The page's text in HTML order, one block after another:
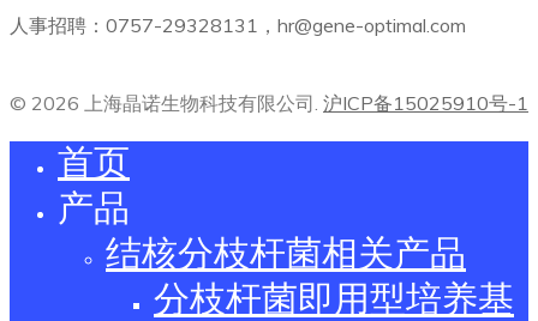
人事招聘：0757-29328131，hr@gene-optimal.com
© 2026 上海晶诺生物科技有限公司. 沪ICP备15025910号-1
首页
产品
结核分枝杆菌相关产品
分枝杆菌即用型培养基